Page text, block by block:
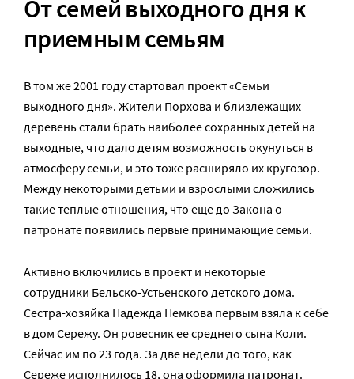
От семей выходного дня к
приемным семьям
В том же 2001 году стартовал проект «Семьи
выходного дня». Жители Порхова и близлежащих
деревень стали брать наиболее сохранных детей на
выходные, что дало детям возможность окунуться в
атмосферу семьи, и это тоже расширяло их кругозор.
Между некоторыми детьми и взрослыми сложились
такие теплые отношения, что еще до Закона о
патронате появились первые принимающие семьи.
Активно включились в проект и некоторые
сотрудники Бельско-Устьенского детского дома.
Сестра-хозяйка Надежда Немкова первым взяла к себе
в дом Сережу. Он ровесник ее среднего сына Коли.
Сейчас им по 23 года. За две недели до того, как
Сереже исполнилось 18, она оформила патронат.